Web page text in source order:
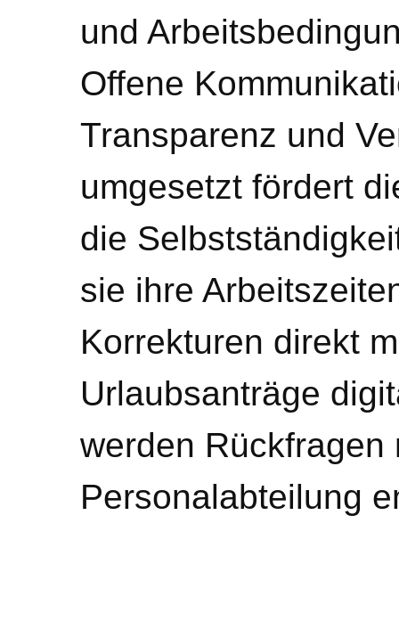
und
Offene
Transparenz und
umgesetzt fördert
die
sie ihre
Korrekturen direkt
Urlaubsanträge
werden
Personalabteilung